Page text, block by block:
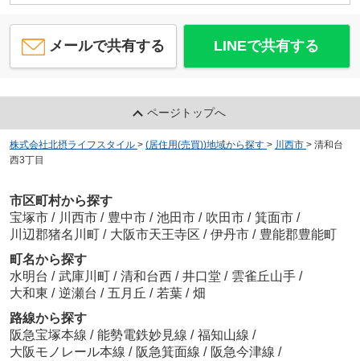
メールで共有する LINEで共有する
ページトップへ
株式会社北摂ライフスタイル > (居住用(売買))地域から探す > 川西市 > 清和台
西3丁目
市区町村から探す
宝塚市 / 川西市 / 豊中市 / 池田市 / 吹田市 / 箕面市 /
川辺郡猪名川町
/ 大阪市天王寺区 / 伊丹市 / 豊能郡豊能町
町名から探す
水明台 / 武庫川町 / 清和台西 / 井口堂 / 雲雀丘山手 /
大和東 / 逆瀬台 / 五月丘 / 若葉 / 畑
路線から探す
阪急宝塚本線 / 能勢電鉄妙見線 / 福知山線 /
大阪モノレール本線 / 阪急箕面線 / 阪急今津線 /